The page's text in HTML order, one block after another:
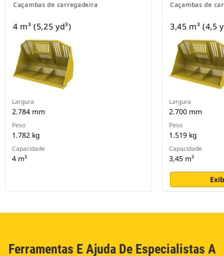
Caçambas de carregadeira
4 m³ (5,25 yd³)
Largura
2.784 mm
Peso
1.782 kg
Capacidade
4 m³
Caçambas de
3,45 m³ (4,5
Largura
2.700 mm
Peso
1.519 kg
Capacidade
3,45 m³
Ferramentas E Ajuda De Especialistas A